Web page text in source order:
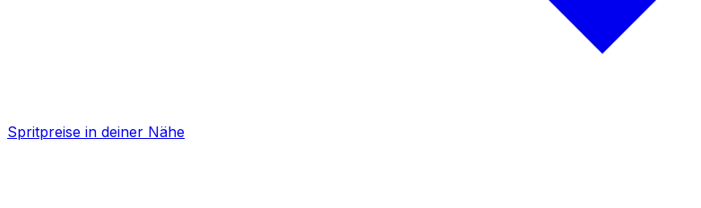
Spritpreise in deiner Nähe